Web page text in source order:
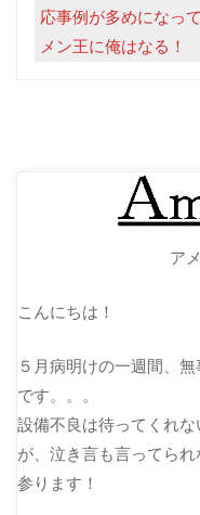
応事例が多めになっ
メン王に俺はなる！
ア
こんにちは！
５月病明けの一週間、
です。。。
設備不良は待ってくれ
が、泣き言も言ってら
参ります！